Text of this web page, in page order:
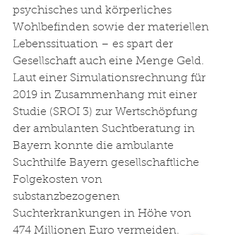
psychisches und körperliches
Wohlbefinden sowie der materiellen
Lebenssituation – es spart der
Gesellschaft auch eine Menge Geld.
Laut einer Simulationsrechnung für
2019 in Zusammenhang mit einer
Studie (SROI 3) zur Wertschöpfung
der ambulanten Suchtberatung in
Bayern konnte die ambulante
Suchthilfe Bayern gesellschaftliche
Folgekosten von
substanzbezogenen
Suchterkrankungen in Höhe von
474 Millionen Euro vermeiden.